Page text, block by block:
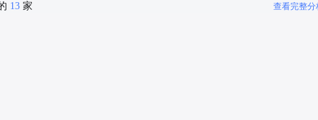
13 家 查看完整分